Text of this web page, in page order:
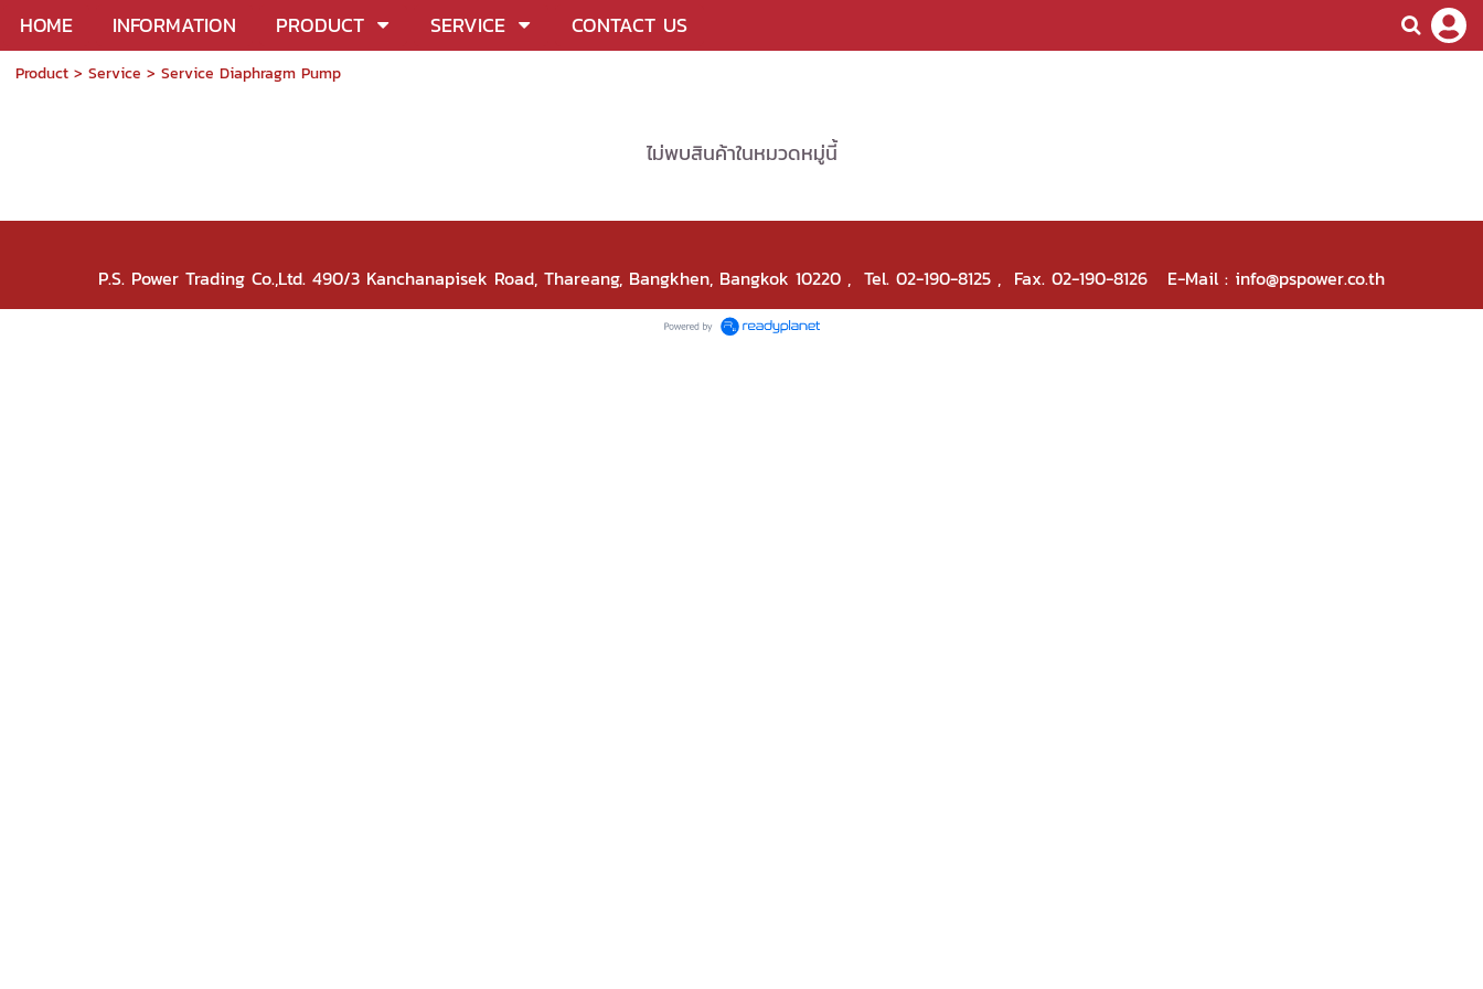
HOME INFORMATION PRODUCT SERVICE CONTACT US
Product> Service > Service Diaphragm Pump
ไม่พบสินค้าในหมวดหมู่นี้
P.S. Power Trading Co.,Ltd. 490/3 Kanchanapisek Road, Thareang, Bangkhen, Bangkok 10220 , Tel. 02-190-8125 , Fax. 02-190-8126 E-Mail : info@pspower.co.th